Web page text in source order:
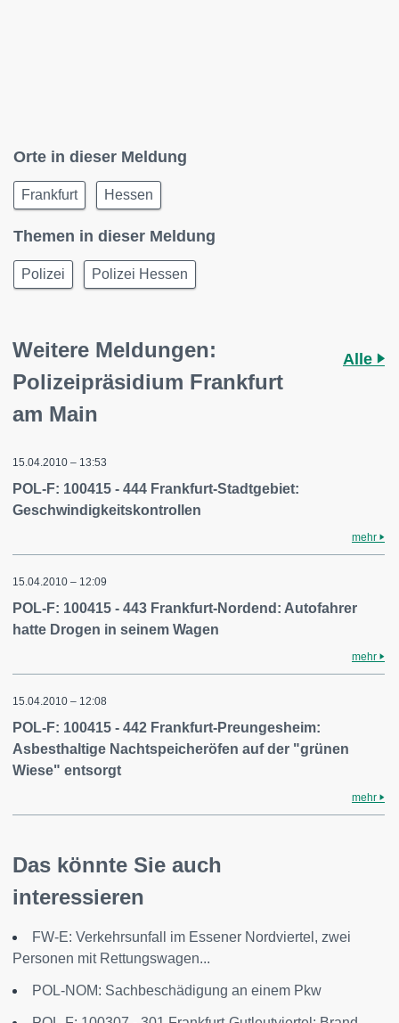
Orte in dieser Meldung
Frankfurt Hessen
Themen in dieser Meldung
Polizei Polizei Hessen
Weitere Meldungen:
Polizeipräsidium Frankfurt
am Main
Alle
15.04.2010 – 13:53
POL-F: 100415 - 444 Frankfurt-Stadtgebiet:
Geschwindigkeitskontrollen
mehr
15.04.2010 – 12:09
POL-F: 100415 - 443 Frankfurt-Nordend: Autofahrer
hatte Drogen in seinem Wagen
mehr
15.04.2010 – 12:08
POL-F: 100415 - 442 Frankfurt-Preungesheim:
Asbesthaltige Nachtspeicheröfen auf der "grünen
Wiese" entsorgt
mehr
Das könnte Sie auch
interessieren
FW-E: Verkehrsunfall im Essener Nordviertel, zwei
Personen mit Rettungswagen...
POL-NOM: Sachbeschädigung an einem Pkw